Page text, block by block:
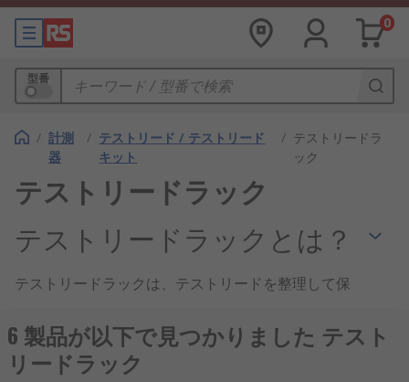
0
型番
/ 計測
器
/ テストリード / テストリード
キット
/ テストリードラ
ック
テストリードラック
テストリードラックとは？
テストリードラックは、テストリードを整理して保
注文されるお客様に、最高品質の安全性承認基準を
満たす製品を購入できることを保証致します。当社
のカスタマーサービスは、築き上げた評判の賜物で
6 製品が以下で見つかりました テスト
リードラック